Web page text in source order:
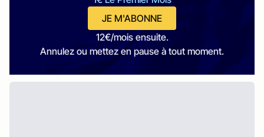
JE M'ABONNE
12€/mois ensuite.
Annulez ou mettez en pause à tout moment.